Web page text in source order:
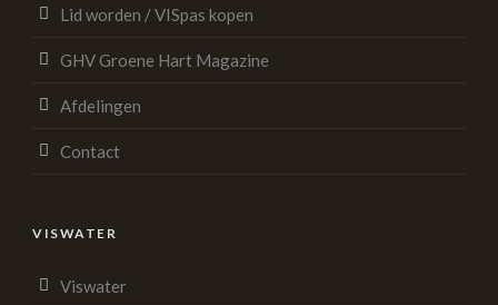
Lid worden / VISpas kopen
GHV Groene Hart Magazine
Afdelingen
Contact
VISWATER
Viswater